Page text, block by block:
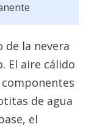
de la nevera
El aire cálido
de agua
el